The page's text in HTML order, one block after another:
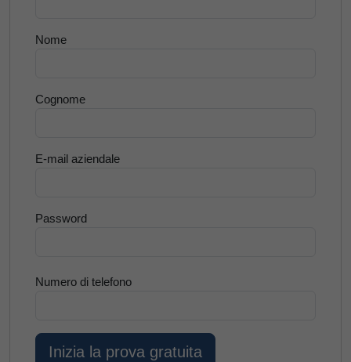
Nome
Cognome
E-mail aziendale
Password
Numero di telefono